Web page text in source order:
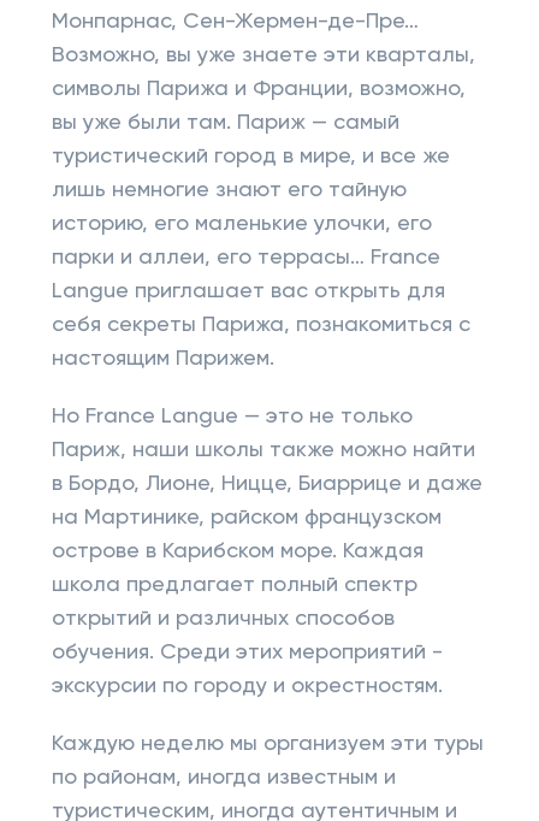
Монпарнас, Сен-Жермен-де-Пре…
Возможно, вы уже знаете эти кварталы,
символы Парижа и Франции, возможно,
вы уже были там. Париж — самый
туристический город в мире, и все же
лишь немногие знают его тайную
историю, его маленькие улочки, его
парки и аллеи, его террасы… France
Langue приглашает вас открыть для
себя секреты Парижа, познакомиться с
настоящим Парижем.
Но France Langue — это не только
Париж, наши школы также можно найти
в Бордо, Лионе, Ницце, Биаррице и даже
на Мартинике, райском французском
острове в Карибском море. Каждая
школа предлагает полный спектр
открытий и различных способов
обучения. Среди этих мероприятий -
экскурсии по городу и окрестностям.
Каждую неделю мы организуем эти туры
по районам, иногда известным и
туристическим, иногда аутентичным и